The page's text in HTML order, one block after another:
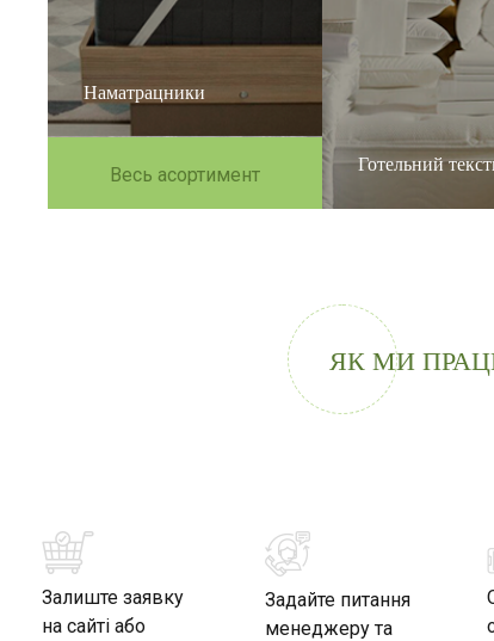
Наматрацники
Весь асортимент Готельний
ЯК МИ
Залиште заявку
на сайті або
Задайте питання
менеджеру та